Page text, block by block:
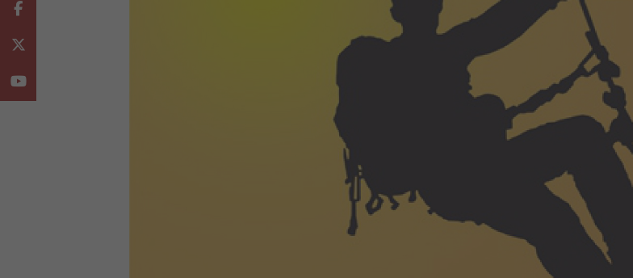
Facebook
Youtube